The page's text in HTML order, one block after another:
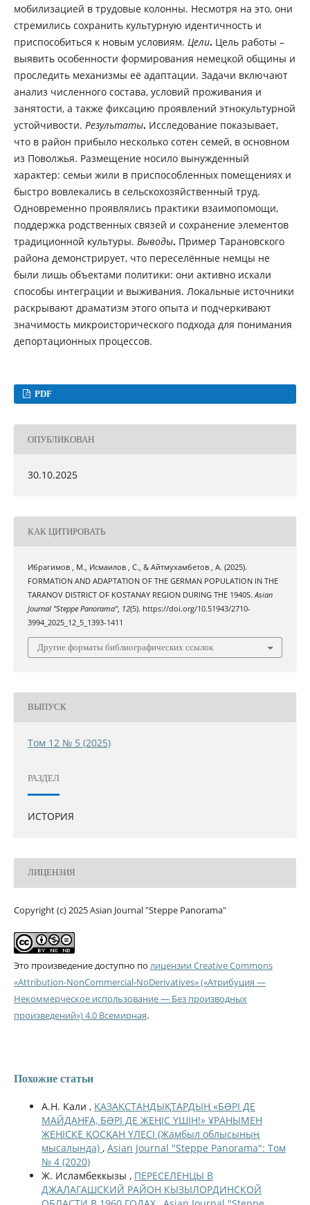
мобилизацией в трудовые колонны. Несмотря на это, они
стремились сохранить культурную идентичность и
приспособиться к новым условиям. Цели. Цель работы –
выявить особенности формирования немецкой общины и
проследить механизмы её адаптации. Задачи включают
анализ численного состава, условий проживания и
занятости, а также фиксацию проявлений этнокультурной
устойчивости. Результаты. Исследование показывает,
что в район прибыло несколько сотен семей, в основном
из Поволжья. Размещение носило вынужденный
характер: семьи жили в приспособленных помещениях и
быстро вовлекались в сельскохозяйственный труд.
Одновременно проявлялись практики взаимопомощи,
поддержка родственных связей и сохранение элементов
традиционной культуры. Выводы. Пример Тарановского
района демонстрирует, что переселённые немцы не
были лишь объектами политики: они активно искали
способы интеграции и выживания. Локальные источники
раскрывают драматизм этого опыта и подчеркивают
значимость микроисторического подхода для понимания
депортационных процессов.
PDF
ОПУБЛИКОВАН
30.10.2025
КАК ЦИТИРОВАТЬ
Ибрагимов , М., Исмаилов , С., & Айтмухамбетов , А. (2025).
FORMATION AND ADAPTATION OF THE GERMAN POPULATION IN THE
TARANOV DISTRICT OF KOSTANAY REGION DURING THE 1940S.Asian
Journal "Steppe Panorama", 12(5). https://doi.org/10.51943/2710-
3994_2025_12_5_1393-1411
Другие форматы библиографических ссылок
ВЫПУСК
Том 12 № 5 (2025)
РАЗДЕЛ
ИСТОРИЯ
ЛИЦЕНЗИЯ
Copyright (c) 2025 Asian Journal "Steppe Panorama"
Это произведение доступно по лицензии Creative Commons
«Attribution-NonCommercial-NoDerivatives» («Атрибуция —
Некоммерческое использование — Без производных
произведений») 4.0 Всемирная.
Похожие статьи
А.Н. Кали , ҚАЗАҚСТАНДЫҚТАРДЫҢ «БƏРІ ДЕ
МАЙДАНҒА, БƏРІ ДЕ ЖЕҢІС ҮШІН!» ҰРАНЫМЕН
ЖЕҢІСКЕ ҚОСҚАН ҮЛЕСІ (Жамбыл облысының
мысалында) , Asian Journal "Steppe Panorama": Том
№ 4 (2020)
Ж. Исламбеккызы , ПЕРЕСЕЛЕНЦЫ В
ДЖАЛАГАШСКИЙ РАЙОН КЫЗЫЛОРДИНСКОЙ